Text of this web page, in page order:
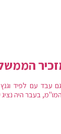
עבד עם לפיד
בעבר היה